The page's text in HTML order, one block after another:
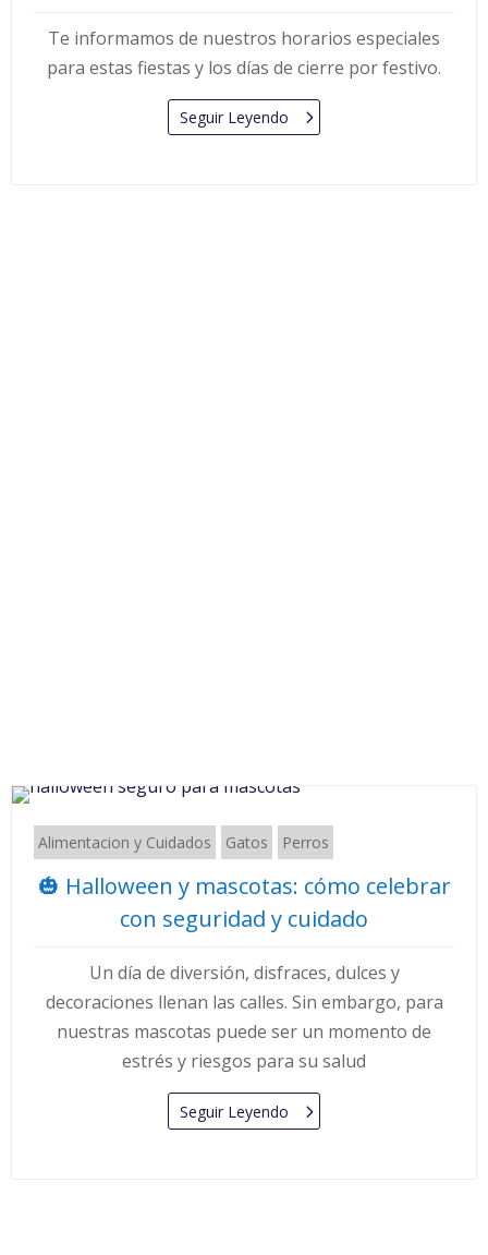
Te informamos de nuestros horarios especiales
para estas fiestas y los días de cierre por festivo.
Seguir Leyendo
Alimentacion y Cuidados Gatos Perros
🎃 Halloween y mascotas: cómo celebrar
con seguridad y cuidado
Un día de diversión, disfraces, dulces y
decoraciones llenan las calles. Sin embargo, para
nuestras mascotas puede ser un momento de
estrés y riesgos para su salud
Seguir Leyendo